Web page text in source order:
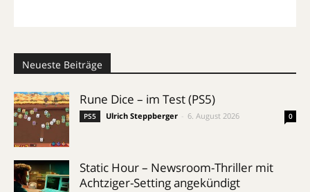
Neueste Beiträge
Rune Dice – im Test (PS5)
PS5 Ulrich Steppberger 6. August 2026 0
Static Hour – Newsroom-Thriller mit
Achtziger-Setting angekündigt